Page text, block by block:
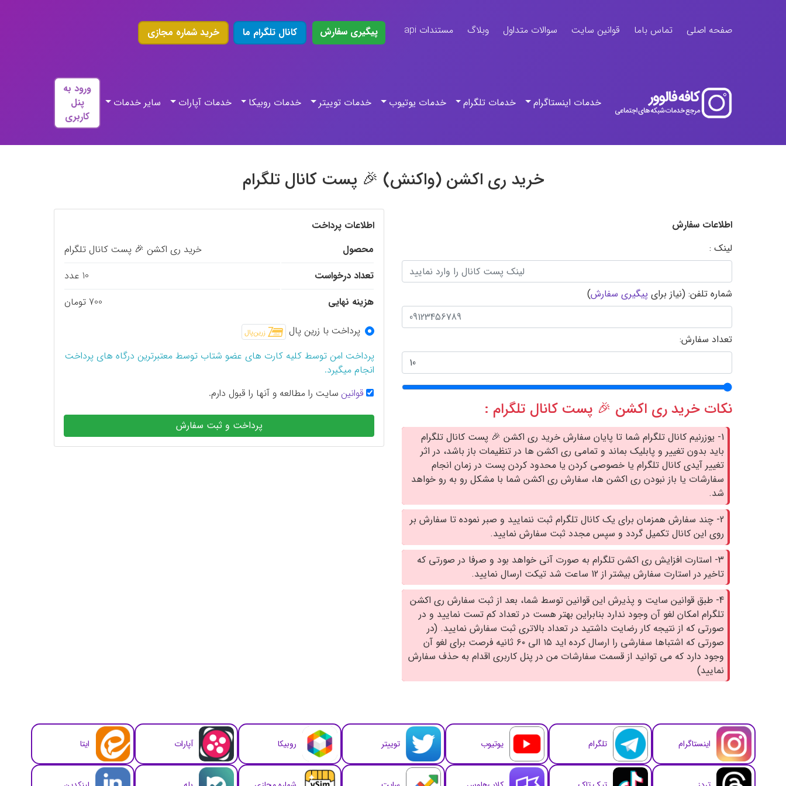
صفحه اصلی تماس باما قوانین سایت سوالات متداول وبلاگ مستندات api پیگیری سفارش کانال تلگرام ما خرید شماره مجازی
خدمات اینستاگرام خدمات تلگرام خدمات یوتیوب خدمات توییتر خدمات روبیکا خدمات آپارات سایر خدمات
ورود به
پنل
کاربری
خرید ری اکشن (واکنش) 🎉 پست کانال تلگرام
اطلاعات سفارش
لینک :
شماره تلفن: (نیاز برای پیگیری سفارش)
تعداد سفارش:
نکات خرید ری اکشن 🎉 پست کانال تلگرام :
1- یوزرنیم کانال تلگرام شما تا پایان سفارش خرید ری اکشن 🎉 پست کانال تلگرام
باید بدون تغییر و پابلیک بماند و تمامی ری اکشن ها در تنظیمات باز باشد، در اثر
تغییر آیدی کانال تلگرام یا خصوصی کردن یا محدود کردن پست در زمان انجام
سفارشات یا باز نبودن ری اکشن ها، سفارش ری اکشن شما با مشکل رو به رو خواهد
شد.
2- چند سفارش همزمان برای یک کانال تلگرام ثبت ننمایید و صبر نموده تا سفارش بر
روی این کانال تکمیل گردد و سپس مجدد ثبت سفارش نمایید.
3- استارت افزایش ری اکشن تلگرام به صورت آنی خواهد بود و صرفا در صورتی که
تاخیر در استارت سفارش بیشتر از 12 ساعت شد تیکت ارسال نمایید.
4- طبق قوانین سایت و پذیرش این قوانین توسط شما، بعد از ثبت سفارش ری اکشن
تلگرام امکان لغو آن وجود ندارد بنابراین بهتر هست در تعداد کم تست نمایید و در
صورتی که از نتیجه کار رضایت داشتید در تعداد بالاتری ثبت سفارش نمایید. (در
صورتی که اشتباها سفارشی را ارسال کرده اید ۱۵ الی ۶۰ ثانیه فرصت برای لغو آن
وجود دارد که می توانید از قسمت سفارشات من در پنل کاربری اقدام به حذف سفارش
نمایید)
اطلاعات پرداخت
محصول
خرید ری اکشن 🎉 پست کانال تلگرام
تعداد درخواست
10 عدد
هزینه نهایی
700 تومان
پرداخت با زرین پال
پرداخت امن توسط کلیه کارت های عضو شتاب توسط معتبرترین درگاه های پرداخت
انجام میگیرد.
قوانین سایت را مطالعه و آنها را قبول دارم.
پرداخت و ثبت سفارش
اینستاگرام تلگرام یوتیوب توییتر روبیکا آپارات ایتا